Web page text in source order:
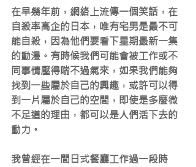
在早幾年前，網絡上流傳一個笑話，在
自殺率高企的日本，唯有宅男是最不可
能自殺，因為他們要看下星期最新一集
的動漫。有時候我們可能會被工作或不
同事情壓得喘不過氣來，如果我們能夠
找到一些屬於自己的興趣，或許可以得
到一片屬於自己的空間，即使是多麼微
不足道的理由，都可以是人們活下去的
動力。
我曾經在一間日式餐廳工作過一段時